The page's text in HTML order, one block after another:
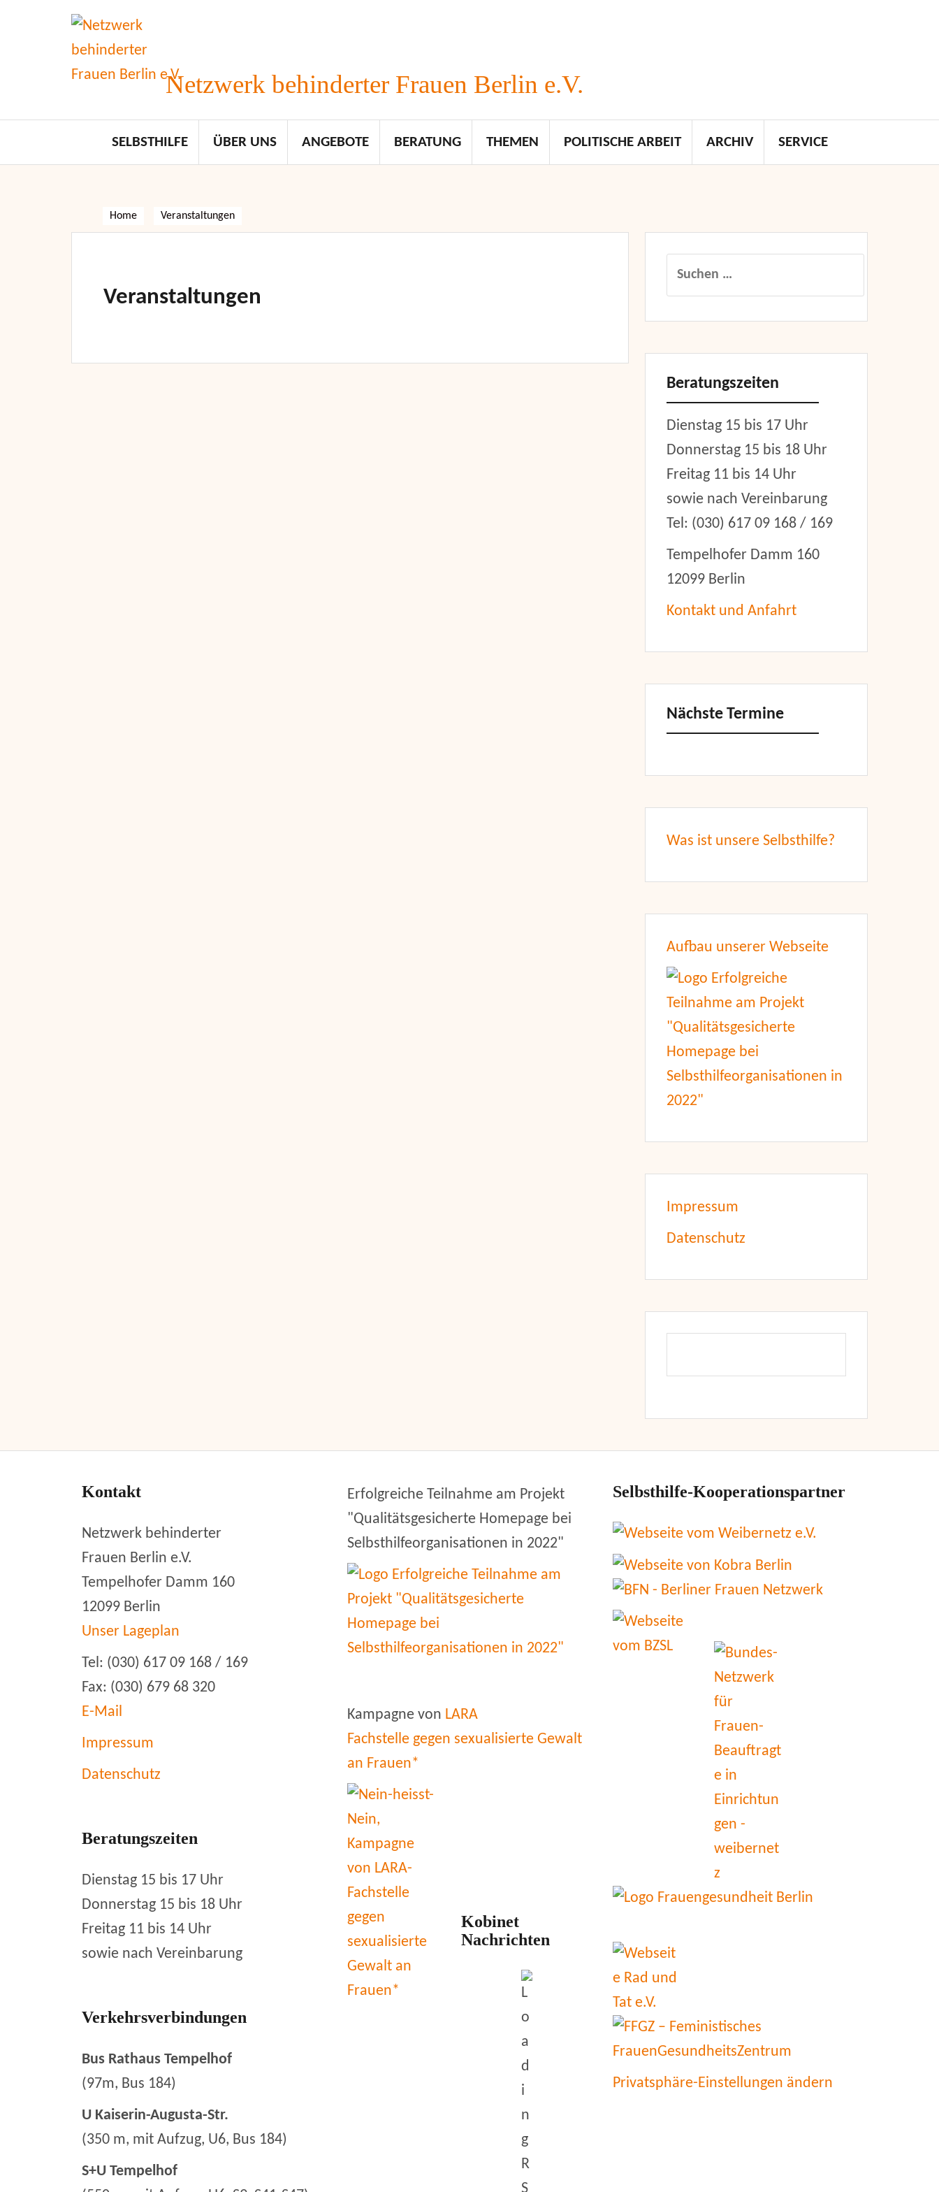
Netzwerk behinderter Frauen Berlin e.V.
SELBSTHILFE ÜBER UNS ANGEBOTE BERATUNG THEMEN POLITISCHE ARBEIT ARCHIV SERVICE
Home Veranstaltungen
Veranstaltungen
Suchen
Beratungszeiten
Dienstag 15 bis 17 Uhr
Donnerstag 15 bis 18 Uhr
Freitag 11 bis 14 Uhr
sowie nach Vereinbarung
Tel: (030) 617 09 168 / 169
Tempelhofer Damm 160
12099 Berlin
Kontakt und Anfahrt
Nächste Termine
Was ist unsere Selbsthilfe?
Aufbau unserer Webseite
Impressum
Datenschutz
Kontakt
Netzwerk behinderter
Frauen Berlin e.V.
Tempelhofer Damm 160
12099 Berlin
Unser Lageplan
Tel: (030) 617 09 168 / 169
Fax: (030) 679 68 320
E-Mail
Impressum
Datenschutz
Beratungszeiten
Dienstag 15 bis 17 Uhr
Donnerstag 15 bis 18 Uhr
Freitag 11 bis 14 Uhr
sowie nach Vereinbarung
Verkehrsverbindungen
Bus Rathaus Tempelhof
(97m, Bus 184)
U Kaiserin-Augusta-Str.
(350 m, mit Aufzug, U6, Bus 184)
S+U Tempelhof
Erfolgreiche Teilnahme am Projekt
"Qualitätsgesicherte Homepage bei
Selbsthilfeorganisationen in 2022"
Kampagne von LARA
Fachstelle gegen sexualisierte Gewalt
an Frauen*
Kobinet
Nachrichten
Selbsthilfe-Kooperationspartner
Privatsphäre-Einstellungen ändern